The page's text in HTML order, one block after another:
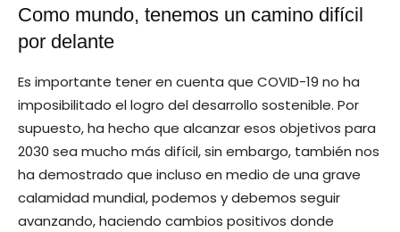
Como mundo, tenemos un camino difícil
por delante
Es importante tener en cuenta que COVID-19 no ha
imposibilitado el logro del desarrollo sostenible. Por
supuesto, ha hecho que alcanzar esos objetivos para
2030 sea mucho más difícil, sin embargo, también nos
ha demostrado que incluso en medio de una grave
calamidad mundial, podemos y debemos seguir
avanzando, haciendo cambios positivos donde